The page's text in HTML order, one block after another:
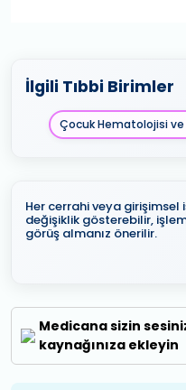
İlgili Tıbbi Birimler
Çocuk Hematolojisi
Her cerrahi veya
değişiklik gösterebilir,
görüş almanız önerilir.
Medicana sizin
kaynağınıza ekleyin